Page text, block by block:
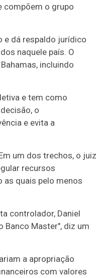
compõem o grupo
e dá respaldo jurídico
naquele país. O
incluindo
e tem como
o
e evita a
um dos trechos, o juiz
recursos
as quais pelo menos
controlador, Daniel
Banco Master", diz um
a apropriação
com valores